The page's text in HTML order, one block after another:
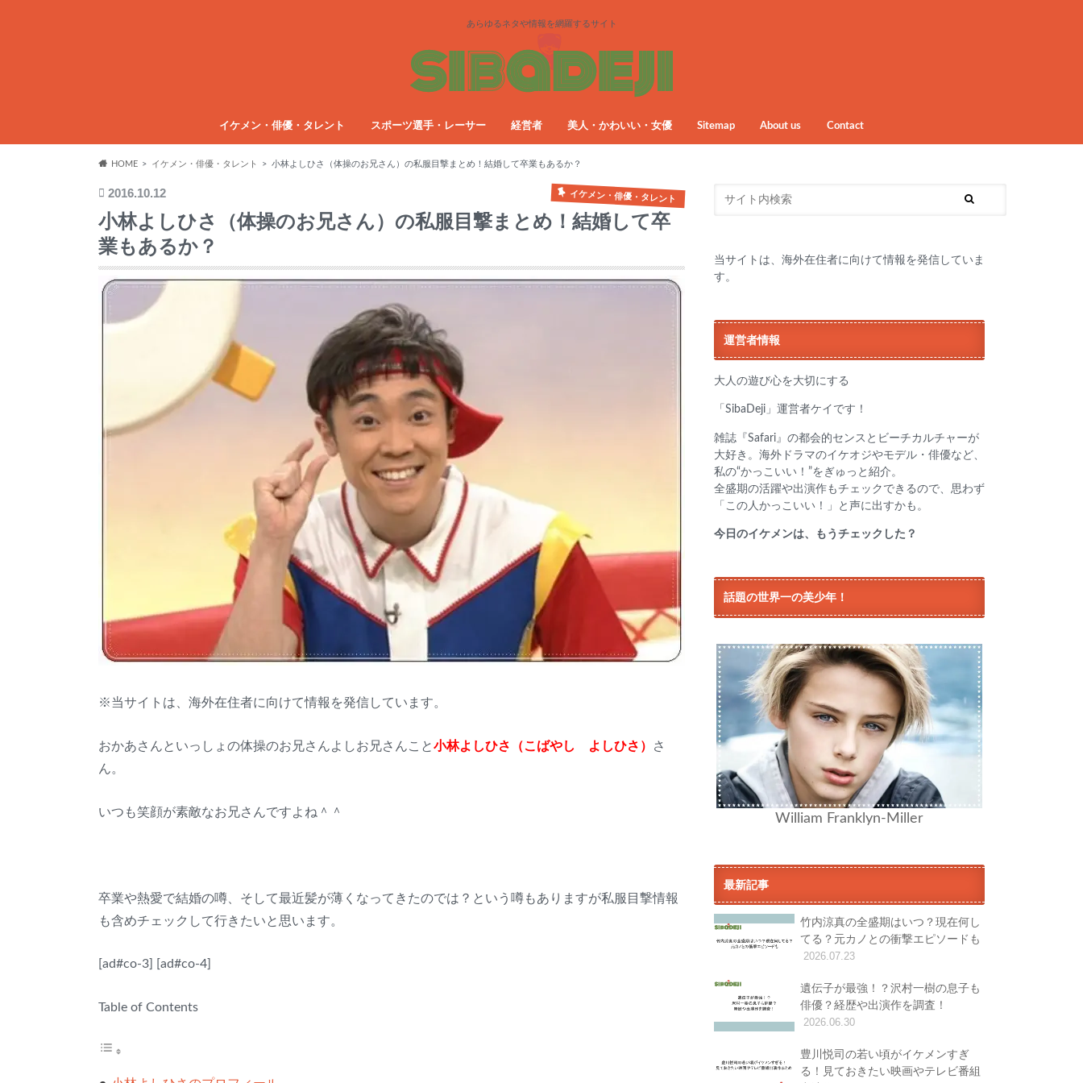
あらゆるネタや情報を網羅するサイト
イケメン・俳優・タレント スポーツ選手・レーサー 経営者 美人・かわいい・女優 Sitemap About us Contact
HOME イケメン・俳優・タレント 小林よしひさ（体操のお兄さん）の私服目撃まとめ！結婚して卒業もあるか？
2016.10.12 イケメン・俳優・タレント
小林よしひさ（体操のお兄さん）の私服目撃まとめ！結婚して卒
業もあるか？
※当サイトは、海外在住者に向けて情報を発信しています。
おかあさんといっしょの体操のお兄さんよしお兄さんこと小林よしひさ（こばやし よしひさ）
さ
ん。
いつも笑顔が素敵なお兄さんですよね＾＾
卒業や熱愛で結婚の噂、そして最近髪が薄くなってきたのでは？という噂もありますが私服目撃情報
も含めチェックして行きたいと思います。
[ad#co-3] [ad#co-4]
Table of Contents
当サイトは、海外在住者に向けて情報を発信していま
す。
運営者情報
大人の遊び心を大切にする
「SibaDeji」運営者ケイです！
雑誌『Safari』の都会的センスとビーチカルチャーが
大好き。海外ドラマのイケオジやモデル・俳優など、
私の“かっこいい！”をぎゅっと紹介。
全盛期の活躍や出演作もチェックできるので、思わず
「この人かっこいい！」と声に出すかも。
今日のイケメンは、もうチェックした？
話題の世界一の美少年！
William Franklyn-Miller
最新記事
竹内涼真の全盛期はいつ？現在何し
てる？元カノとの衝撃エピソードも
2026.07.23
遺伝子が最強！？沢村一樹の息子も
俳優？経歴や出演作を調査！
2026.06.30
豊川悦司の若い頃がイケメンすぎ
る！見ておきたい映画やテレビ番組